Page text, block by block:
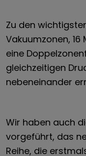
Zu den
Vakuumzonen,
eine
gleichzeitigen
nebeneinander
Wir haben auch
vorgeführt, das
Reihe, die